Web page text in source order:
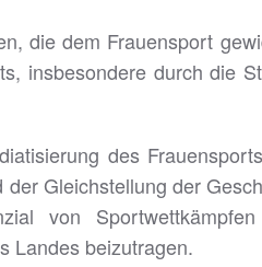
die dem Frauensport
insbesondere durch die
des
Gleichstellung der
von
Landes beizutragen.